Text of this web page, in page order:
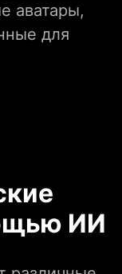
аватары,
для
ИИ